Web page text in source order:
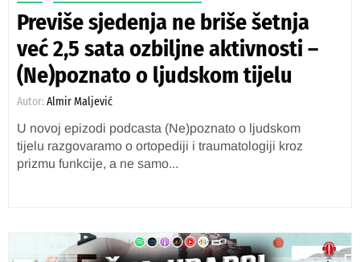
Previše sjedenja ne briše šetnja
već 2,5 sata ozbiljne aktivnosti –
(Ne)poznato o ljudskom tijelu
Autor: Almir Maljević
U novoj epizodi podcasta (Ne)poznato o ljudskom
tijelu razgovaramo o ortopediji i traumatologiji kroz
prizmu funkcije, a ne samo...